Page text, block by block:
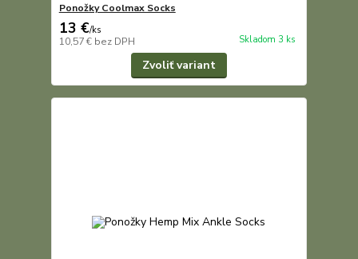
Ponožky Coolmax Socks
13 €/ks
10,57 € bez DPH Skladom 3 ks
Zvoliť variant